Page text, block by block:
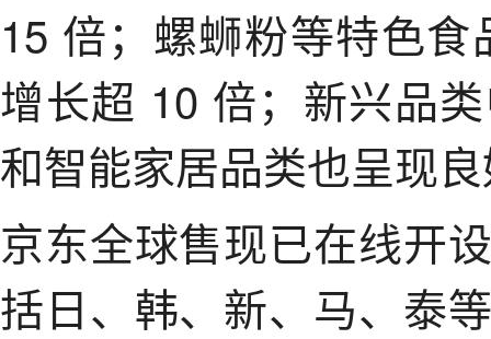
15 倍；螺蛳粉等特色
增长超 10 倍；新兴品
和智能家居品类也呈现
京东全球售现已在线开
括日、韩、新、马、泰